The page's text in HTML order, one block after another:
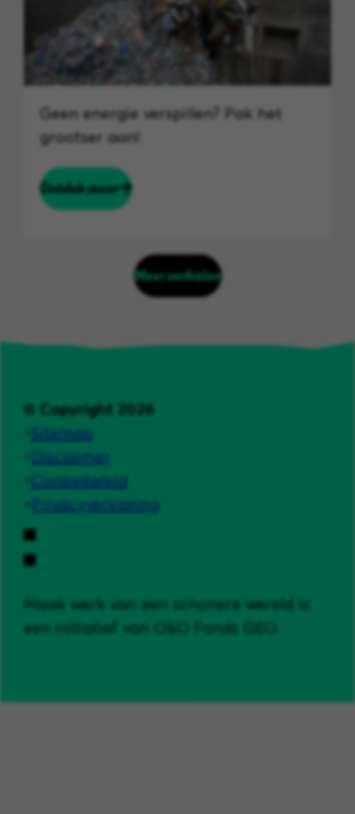
Geen energie verspillen? Pak het
grootser aan!
Ontdek meer
Meer verhalen
© Copyright 2026
Sitemap
Disclaimer
Cookiebeleid
Privacyverklaring
Maak werk van een schonere wereld is
een initiatief van O&O Fonds GEO.